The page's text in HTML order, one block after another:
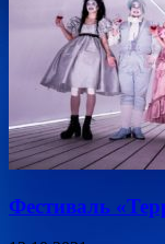
Фестиваль